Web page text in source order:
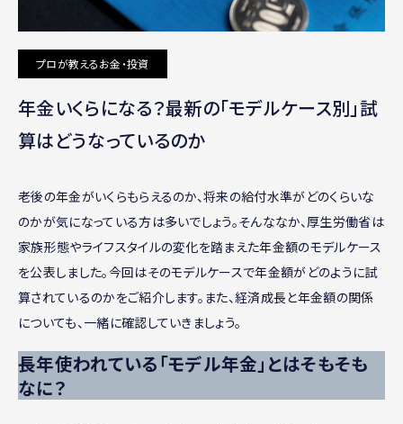
プロが教えるお金・投資
年金いくらになる？最新の「モデルケース別」試
算はどうなっているのか
老後の年金がいくらもらえるのか、将来の給付水準がどのくらいな
のかが気になっている方は多いでしょう。そんななか、厚生労働省は
家族形態やライフスタイルの変化を踏まえた年金額のモデルケース
を公表しました。今回はそのモデルケースで年金額がどのように試
算されているのかをご紹介します。また、経済成長と年金額の関係
についても、一緒に確認していきましょう。
長年使われている「モデル年金」とはそもそも
なに？